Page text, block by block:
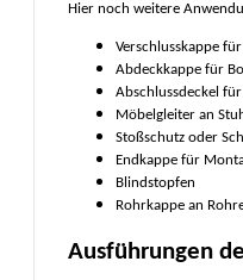
Hier noch weitere
Verschlusskappe
Abdeckkappe für
Abschlussdeckel
Möbelgleiter an
Stoßschutz oder
Endkappe für
Blindstopfen
Rohrkappe an
Ausführungen